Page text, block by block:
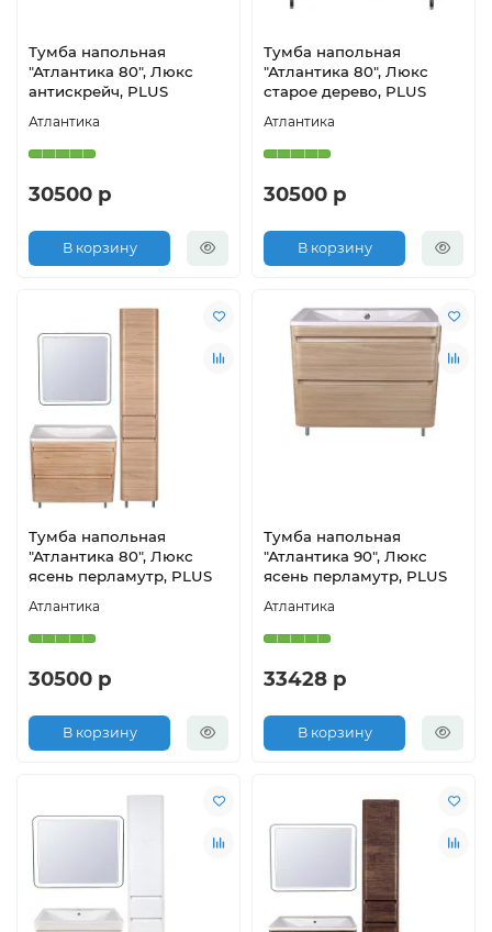
Тумба напольная
"Атлантика 80", Люкс
антискрейч, PLUS
Атлантика
30500 р
В корзину
Тумба напольная
"Атлантика 80", Люкс
старое дерево, PLUS
Атлантика
30500 р
В корзину
Тумба напольная
"Атлантика 80", Люкс
ясень перламутр, PLUS
Атлантика
30500 р
В корзину
Тумба напольная
"Атлантика 90", Люкс
ясень перламутр, PLUS
Атлантика
33428 р
В корзину